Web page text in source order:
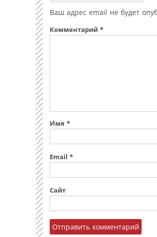
Ваш адрес email не будет
Комментарий *
Имя *
Email *
Сайт